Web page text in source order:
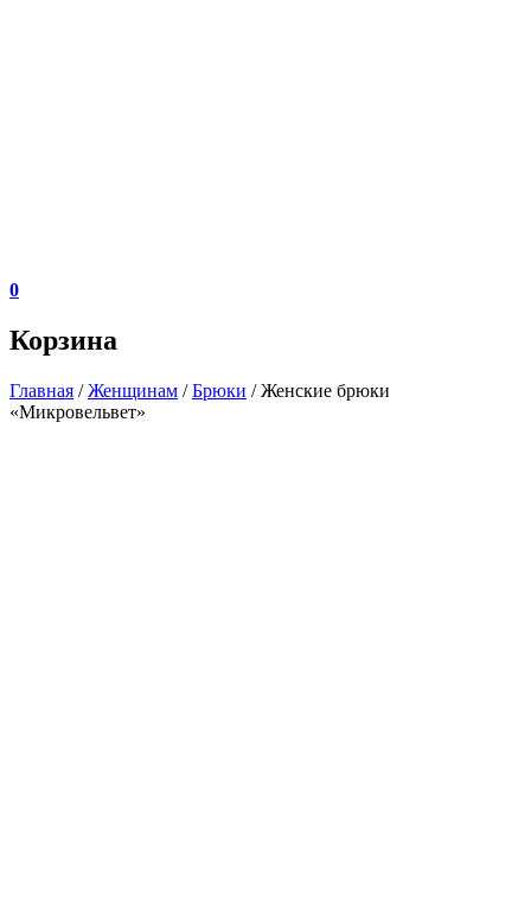
0
Корзина
Главная /Женщинам /Брюки / Женские брюки
«Микровельвет»